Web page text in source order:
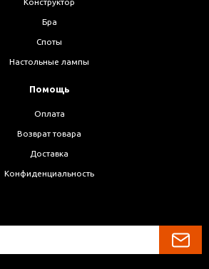
Конструктор
Бра
Споты
Настольные лампы
Помощь
Оплата
Возврат товара
Доставка
Конфиденциальность